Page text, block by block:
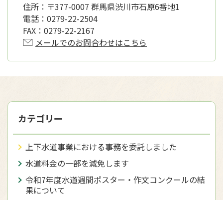
住所： 〒377-0007 群馬県渋川市石原6番地1
電話： 0279-22-2504
FAX： 0279-22-2167
メールでのお問合わせはこちら
カテゴリー
上下水道事業における事務を委託しました
水道料金の一部を減免します
令和7年度水道週間ポスター・作文コンクールの結
果について